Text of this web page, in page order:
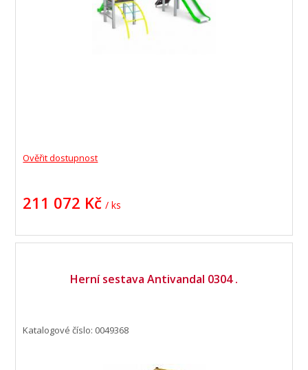
Ověřit dostupnost
211 072 Kč / ks
Herní sestava Antivandal 0304 .
Katalogové číslo: 0049368